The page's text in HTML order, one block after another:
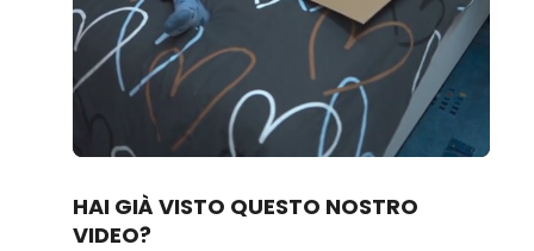
Unmute Loaded
HAI GIÀ VISTO QUESTO NOSTRO
VIDEO?